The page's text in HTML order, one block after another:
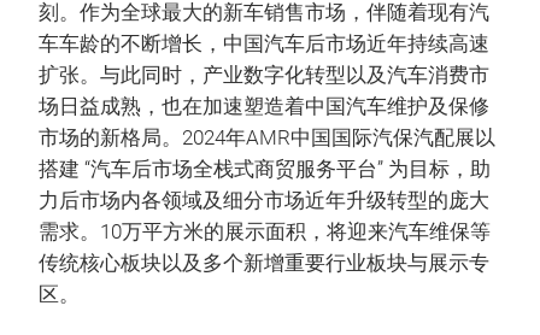
刻。作为全球最大的新车销售市场，伴随着现有汽
车车龄的不断增长，中国汽车后市场近年持续高速
扩张。与此同时，产业数字化转型以及汽车消费市
场日益成熟，也在加速塑造着中国汽车维护及保修
市场的新格局。2024年AMR中国国际汽保汽配展以
搭建 “汽车后市场全栈式商贸服务平台” 为目标，助
力后市场内各领域及细分市场近年升级转型的庞大
需求。10万平方米的展示面积，将迎来汽车维保等
传统核心板块以及多个新增重要行业板块与展示专
区。